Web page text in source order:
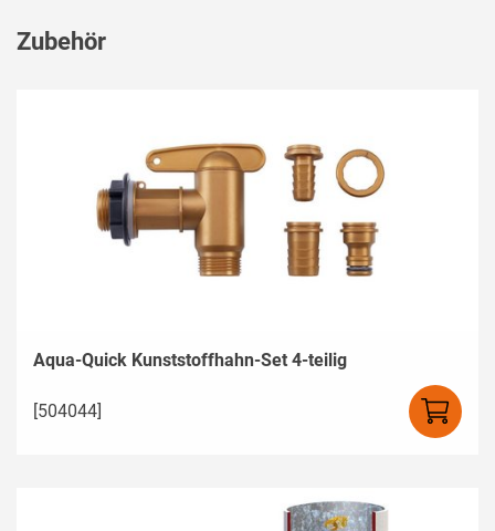
Zubehör
Aqua-Quick Kunststoffhahn-Set 4-teilig
[504044]